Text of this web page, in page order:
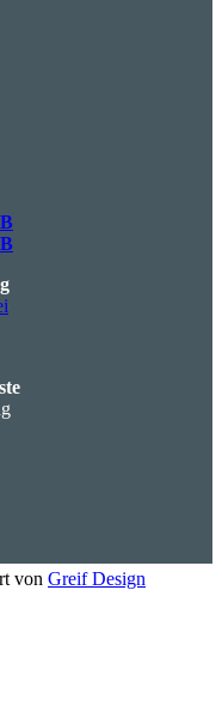
von Greif Design